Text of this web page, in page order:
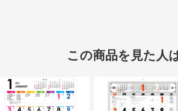
この商品を見た人